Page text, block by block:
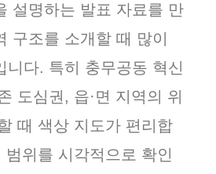
설명하는 발표 자료를 만
구조를 소개할 때 많이
니다. 특히 충무공동 혁신
도심권, 읍·면 지역의 위
때 색상 지도가 편리합
범위를 시각적으로 확인